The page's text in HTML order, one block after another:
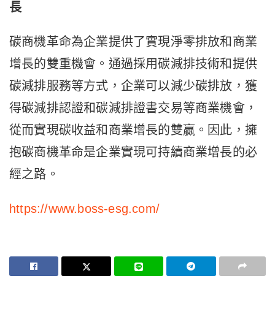
長
碳商機革命為企業提供了實現淨零排放和商業
增長的雙重機會。通過採用碳減排技術和提供
碳減排服務等方式，企業可以減少碳排放，獲
得碳減排認證和碳減排證書交易等商業機會，
從而實現碳收益和商業增長的雙贏。因此，擁
抱碳商機革命是企業實現可持續商業增長的必
經之路。
https://www.boss-esg.com/